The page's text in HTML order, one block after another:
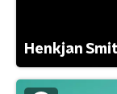
Henkjan